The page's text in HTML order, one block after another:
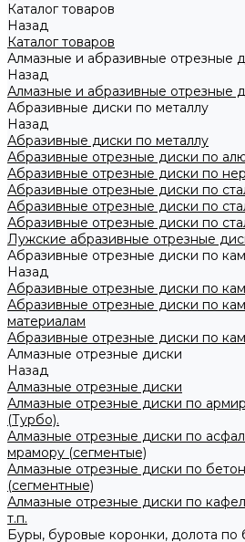
Каталог товаров
Назад
Каталог товаров
Алмазные и абразивные отрезные
Назад
Алмазные и абразивные отрезные
Абразивные диски по металлу
Назад
Абразивные диски по металлу
Абразивные отрезные диски по
Абразивные отрезные диски по
Абразивные отрезные диски по
Абразивные отрезные диски по
Абразивные отрезные диски по
Лужские абразивные отрезные
Абразивные отрезные диски по
Назад
Абразивные отрезные диски по
Абразивные отрезные диски по
материалам
Абразивные отрезные диски по
Алмазные отрезные диски
Назад
Алмазные отрезные диски
Алмазные отрезные диски по
(Турбо).
Алмазные отрезные диски по
мрамору (сегментые)
Алмазные отрезные диски по
(сегментные)
Алмазные отрезные диски по
т.п.
Буры, буровые коронки, долота по